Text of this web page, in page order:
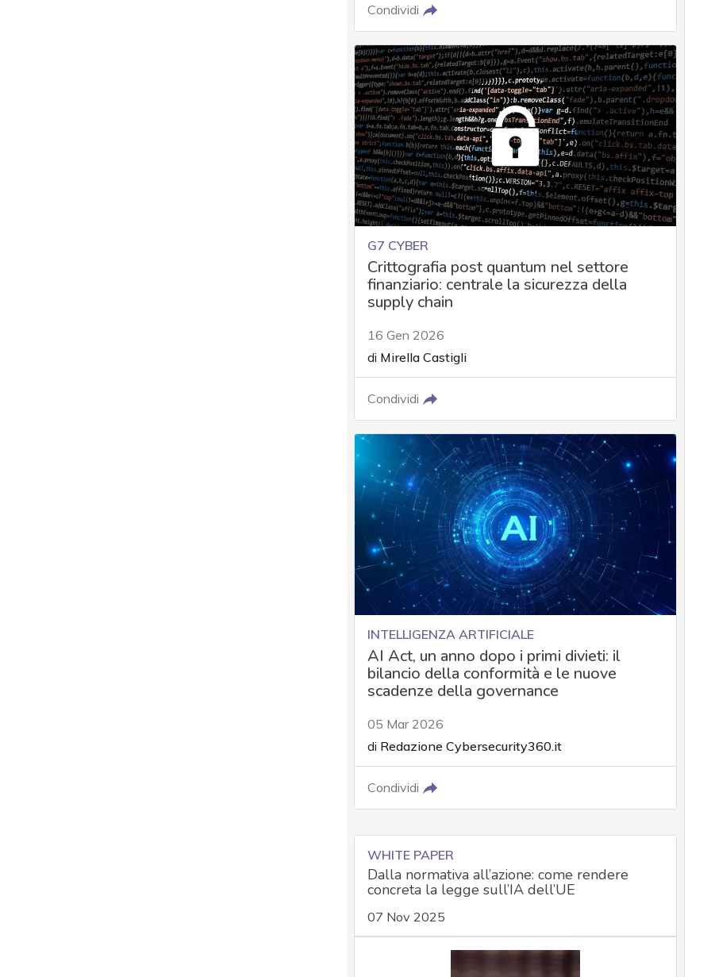
Condividi
G7 CYBER
Crittografia post quantum nel settore
finanziario: centrale la sicurezza della
supply chain
16 Gen 2026
di Mirella Castigli
Condividi
INTELLIGENZA ARTIFICIALE
AI Act, un anno dopo i primi divieti: il
bilancio della conformità e le nuove
scadenze della governance
05 Mar 2026
di Redazione Cybersecurity360.it
Condividi
WHITE PAPER
Dalla normativa all’azione: come rendere
concreta la legge sull’IA dell’UE
07 Nov 2025